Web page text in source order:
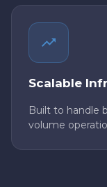
Scalable
Built to handle
volume